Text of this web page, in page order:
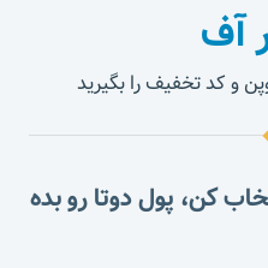
آف
و کد تخفیف را بگیرید
کن، پول دوتا رو بده